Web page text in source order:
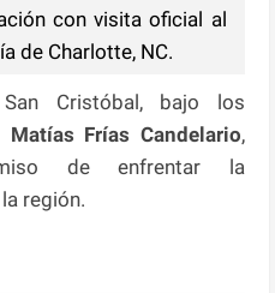
con visita oficial al
de Charlotte, NC.
Cristóbal, bajo los
Matías Frías Candelario,
de enfrentar la
región.